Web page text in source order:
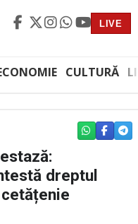
LIVE
CULTURĂ
WHATSAPP
dreptul